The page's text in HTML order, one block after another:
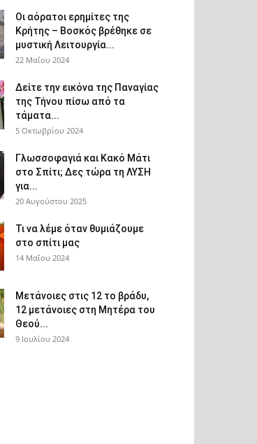
Οι αόρατοι ερημίτες της
Κρήτης – Βοσκός βρέθηκε σε
μυστική Λειτουργία...
22 Μαΐου 2024
Δείτε την εικόνα της Παναγίας
της Τήνου πίσω από τα
τάματα...
5 Οκτωβρίου 2024
Γλωσσοφαγιά και Κακό Μάτι
στο Σπίτι; Δες τώρα τη ΛΥΣΗ
για...
20 Αυγούστου 2025
Τι να λέμε όταν θυμιάζουμε
στο σπίτι μας
14 Μαΐου 2024
Μετάνοιες στις 12 το βράδυ,
12 μετάνοιες στη Μητέρα του
Θεού...
9 Ιουλίου 2024